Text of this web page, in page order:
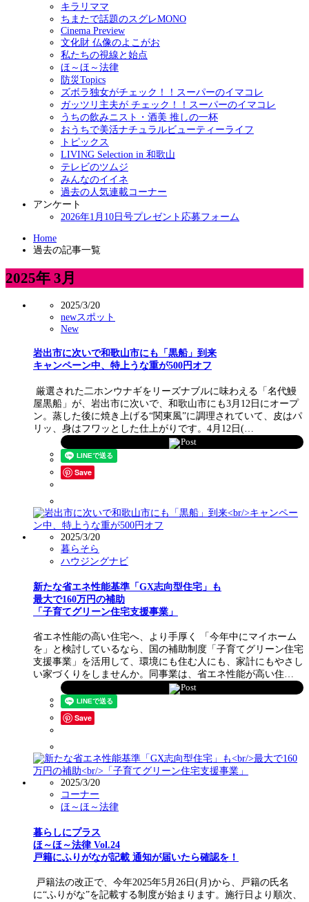
キラリママ
ちまたで話題のスグレMONO
Cinema Preview
文化財 仏像のよこがお
私たちの視線と始点
ほ～ほ～法律
防災Topics
ズボラ独女がチェック！！スーパーのイマコレ
ガッツリ主夫が チェック！！スーパーのイマコレ
うちの飲みニスト・酒美 推しの一杯
おうちで美活ナチュラルビューティーライフ
トピックス
LIVING Selection in 和歌山
テレビのツムジ
みんなのイイネ
過去の人気連載コーナー
アンケート
2026年1月10日号プレゼント応募フォーム
Home
過去の記事一覧
2025年 3月
2025/3/20
newスポット
New
岩出市に次いで和歌山市にも「黒船」到来
キャンペーン中、特上うな重が500円オフ
厳選された二ホンウナギをリーズナブルに味わえる「名代鰻
屋黒船」が、岩出市に次いで、和歌山市にも3月12日にオープ
ン。蒸した後に焼き上げる“関東風”に調理されていて、皮はパ
リッ、身はフワッとした仕上がりです。4月12日(…
Post
Save
2025/3/20
暮らそら
ハウジングナビ
新たな省エネ性能基準「GX志向型住宅」も
最大で160万円の補助
「子育てグリーン住宅支援事業」
省エネ性能の高い住宅へ、より手厚く 「今年中にマイホーム
を」と検討しているなら、国の補助制度「子育てグリーン住宅
支援事業」を活用して、環境にも住む人にも、家計にもやさし
い家づくりをしませんか。同事業は、省エネ性能が高い住…
Post
Save
2025/3/20
コーナー
ほ～ほ～法律
暮らしにプラス
ほ～ほ～法律 Vol.24
戸籍にふりがなが記載 通知が届いたら確認を！
戸籍法の改正で、今年2025年5月26日(月)から、戸籍の氏名
に“ふりがな”を記載する制度が始まります。施行日より順次、